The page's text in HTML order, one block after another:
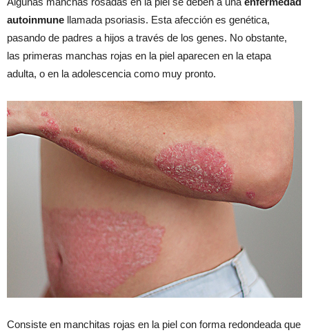
autoinmune llamada psoriasis. Esta afección es genética,
pasando de padres a hijos a través de los genes. No obstante,
las primeras manchas rojas en la piel aparecen en la etapa
adulta, o en la adolescencia como muy pronto.
Consiste en manchitas rojas en la piel con forma redondeada que